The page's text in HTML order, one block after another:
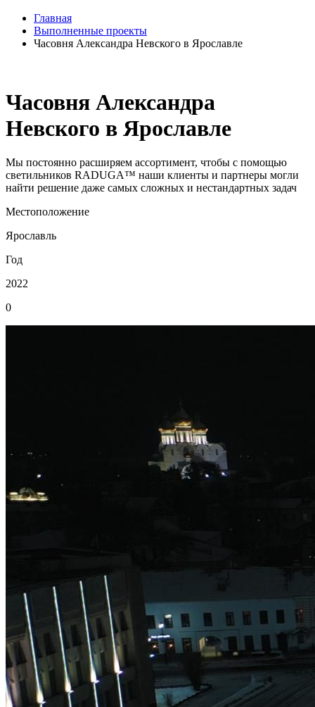
Главная
Выполненные проекты
Часовня Александра Невского в Ярославле
Часовня Александра
Невского в Ярославле
Мы постоянно расширяем ассортимент, чтобы с помощью
светильников RADUGA™ наши клиенты и партнеры могли
найти решение даже самых сложных и нестандартных задач
Местоположение
Ярославль
Год
2022
0